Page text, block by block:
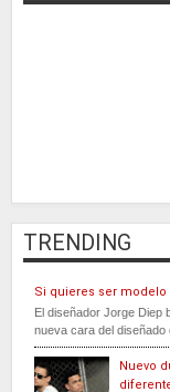
TRENDING
Si quieres ser
El diseñador Jorge Diep
nueva cara del diseñado
Nuevo